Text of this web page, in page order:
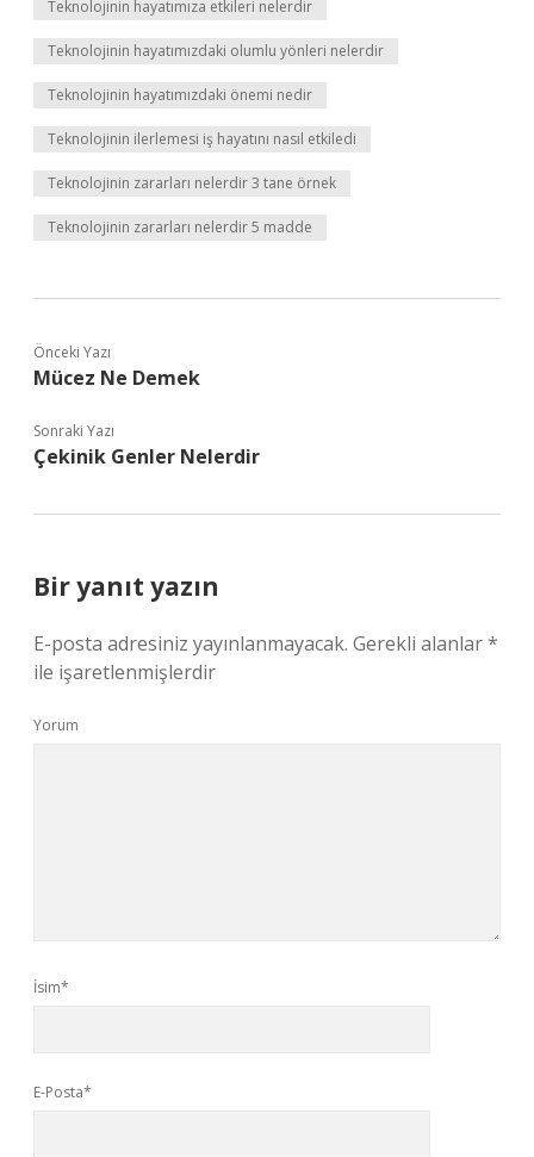
Teknolojinin hayatımıza etkileri nelerdir
Teknolojinin hayatımızdaki olumlu yönleri nelerdir
Teknolojinin hayatımızdaki önemi nedir
Teknolojinin ilerlemesi iş hayatını nasıl etkiledi
Teknolojinin zararları nelerdir 3 tane örnek
Teknolojinin zararları nelerdir 5 madde
Önceki Yazı
Mücez Ne Demek
Sonraki Yazı
Çekinik Genler Nelerdir
Bir yanıt yazın
E-posta adresiniz yayınlanmayacak. Gerekli alanlar*
ile işaretlenmişlerdir
Yorum
İsim*
E-Posta*